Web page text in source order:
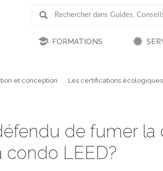
FORMATIONS
et conception Les certifications écologiques
de fumer la
condo LEED?